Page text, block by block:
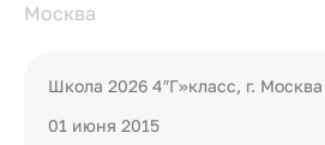
Москва
Школа 2026 4″Г»класс, г. Москва
01 июня 2015